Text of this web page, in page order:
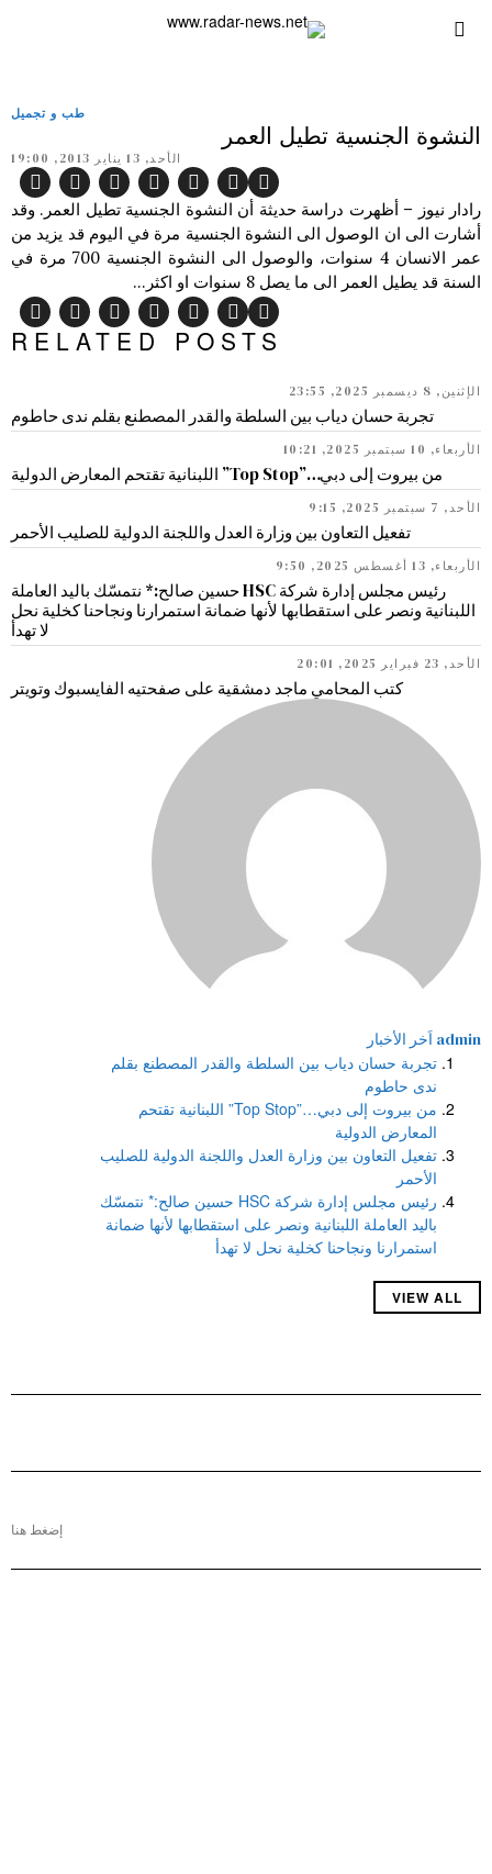
طب و تجميل
النشوة الجنسية تطيل العمر
الأحد, 13 يناير 2013, 19:00
رادار نيوز – أظهرت دراسة حديثة أن النشوة الجنسية تطيل العمر. وقد
أشارت الى ان الوصول الى النشوة الجنسية مرة في اليوم قد يزيد من
عمر الانسان 4 سنوات، والوصول الى النشوة الجنسية 700 مرة في
السنة قد يطيل العمر الى ما يصل 8 سنوات او اكثر…
RELATED POSTS
الإثنين, 8 ديسمبر 2025, 23:55
تجربة حسان دياب بين السلطة والقدر المصطنع بقلم ندى حاطوم
الأربعاء, 10 سبتمبر 2025, 10:21
من بيروت إلى دبي…”Top Stop” اللبنانية تقتحم المعارض الدولية
الأحد, 7 سبتمبر 2025, 9:15
تفعيل التعاون بين وزارة العدل واللجنة الدولية للصليب الأحمر
الأربعاء, 13 أغسطس 2025, 9:50
رئيس مجلس إدارة شركة HSC حسين صالح:* نتمسّك باليد العاملة
اللبنانية ونصر على استقطابها لأنها ضمانة استمرارنا ونجاحنا كخلية نحل
لا تهدأ
الأحد, 23 فبراير 2025, 20:01
كتب المحامي ماجد دمشقية على صفحتيه الفايسبوك وتويتر
admin اَخر الأخبار
تجربة حسان دياب بين السلطة والقدر المصطنع بقلم
ندى حاطوم
من بيروت إلى دبي…”Top Stop” اللبنانية تقتحم
المعارض الدولية
تفعيل التعاون بين وزارة العدل واللجنة الدولية للصليب
الأحمر
رئيس مجلس إدارة شركة HSC حسين صالح:* نتمسّك
باليد العاملة اللبنانية ونصر على استقطابها لأنها ضمانة
استمرارنا ونجاحنا كخلية نحل لا تهدأ
VIEW ALL
إضغط هنا